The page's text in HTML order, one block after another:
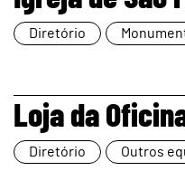
Diretório
page
Loja da
Diretório Outros